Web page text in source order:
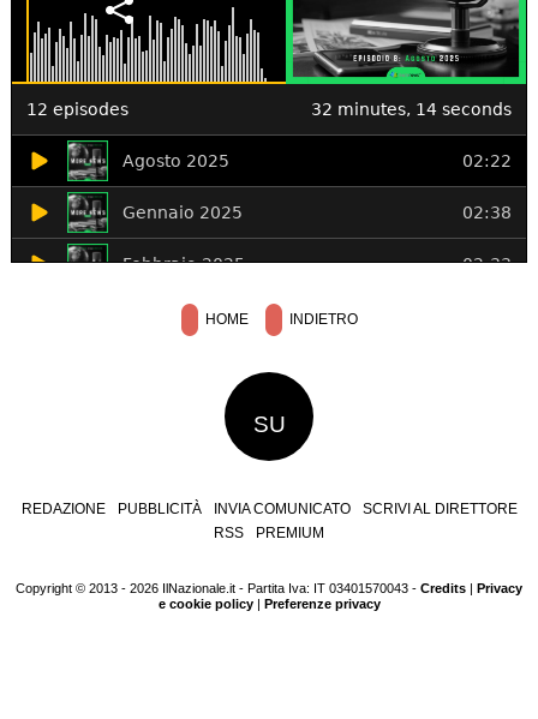
HOME INDIETRO
SU
REDAZIONE PUBBLICITÀ INVIA COMUNICATO
SCRIVI AL DIRETTORE
RSS
PREMIUM
Copyright © 2013 - 2026 IlNazionale.it - Partita Iva: IT 03401570043 - Credits | Privacy
e cookie policy| Preferenze privacy